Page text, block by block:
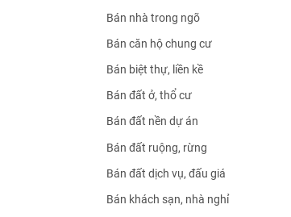
Bán nhà trong ngõ
Bán căn hộ chung cư
Bán biệt thự, liền kề
Bán đất ở, thổ cư
Bán đất nền dự án
Bán đất ruộng, rừng
Bán đất dịch vụ, đấu giá
Bán khách sạn, nhà nghỉ